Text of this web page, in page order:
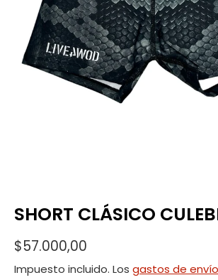
SHORT CLÁSICO
$57.000,00
Impuesto incluido. Los gastos de envío